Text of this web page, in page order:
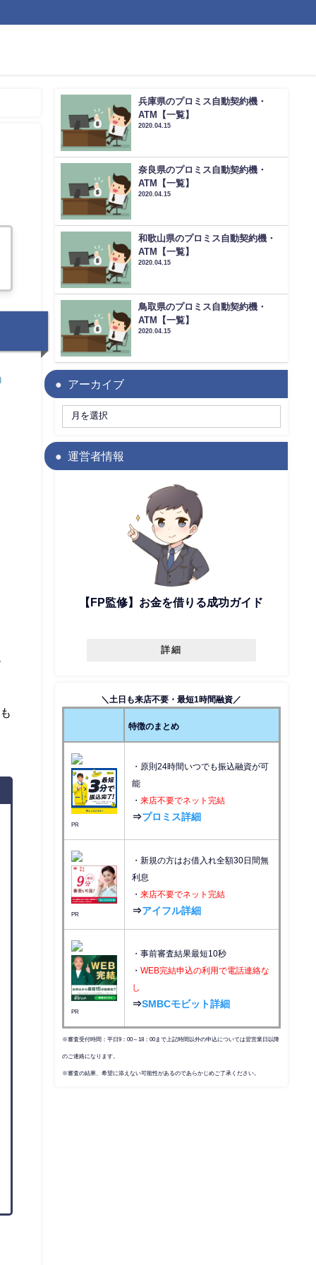
兵庫県のプロミス自動契約機・
ATM【一覧】
2020.04.15
奈良県のプロミス自動契約機・
ATM【一覧】
2020.04.15
和歌山県のプロミス自動契約機・
ATM【一覧】
2020.04.15
鳥取県のプロミス自動契約機・
ATM【一覧】
2020.04.15
アーカイブ
運営者情報
【FP監修】お金を借りる成功ガイド
詳細
＼土日も来店不要・最短1時間融資／
特徴のまとめ
PR
・原則24時間いつでも振込融資が可
能
・ 来店不要でネット完結
⇒プロミス詳細
PR
・新規の方はお借入れ全額30日間無
利息
・ 来店不要でネット完結
⇒アイフル詳細
PR
・事前審査結果最短10秒
・ WEB完結申込の利用で電話連絡な
し
⇒SMBCモビット詳細
※審査受付時間：平日9：00～18：00まで上記時間以外の申込については翌営業日以降
のご連絡になります。
※審査の結果、希望に添えない可能性があるのであらかじめご了承ください。